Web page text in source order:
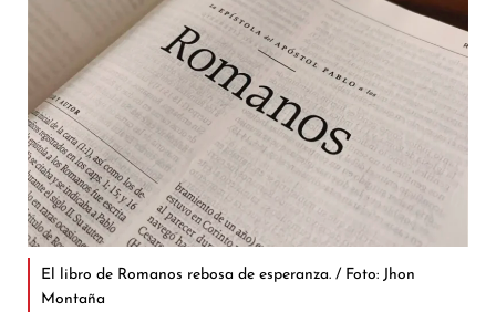
El libro de Romanos rebosa de esperanza. / Foto: Jhon
Montaña